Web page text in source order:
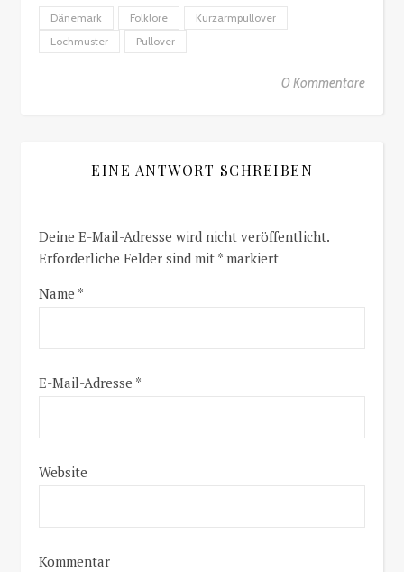
Dänemark Folklore
Kurzarmpullover
Lochmuster
Pullover
0 Kommentare
EINE ANTWORT SCHREIBEN
Deine E-Mail-Adresse wird nicht veröffentlicht.
Erforderliche Felder sind mit * markiert
Name *
E-Mail-Adresse *
Website
Kommentar